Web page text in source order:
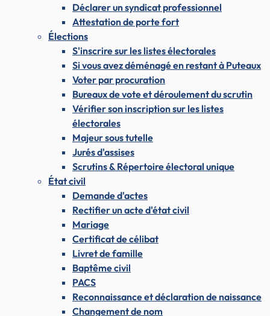
Déclarer un syndicat professionnel
Attestation de porte fort
Élections
S'inscrire sur les listes électorales
Si vous avez déménagé en restant à Puteaux
Voter par procuration
Bureaux de vote et déroulement du scrutin
Vérifier son inscription sur les listes
électorales
Majeur sous tutelle
Jurés d'assises
Scrutins & Répertoire électoral unique
État civil
Demande d'actes
Rectifier un acte d'état civil
Mariage
Certificat de célibat
Livret de famille
Baptême civil
PACS
Reconnaissance et déclaration de naissance
Changement de nom